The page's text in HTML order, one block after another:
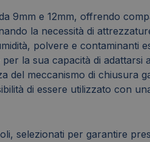
e 12mm, offrendo
la necessità di
polvere e contaminanti
la sua capacità di
del meccanismo di chiusura
di essere utilizzato con
selezionati per garantire